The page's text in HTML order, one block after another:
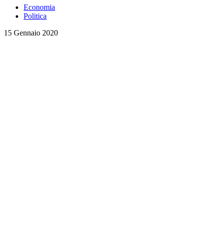
Economia
Politica
15 Gennaio 2020